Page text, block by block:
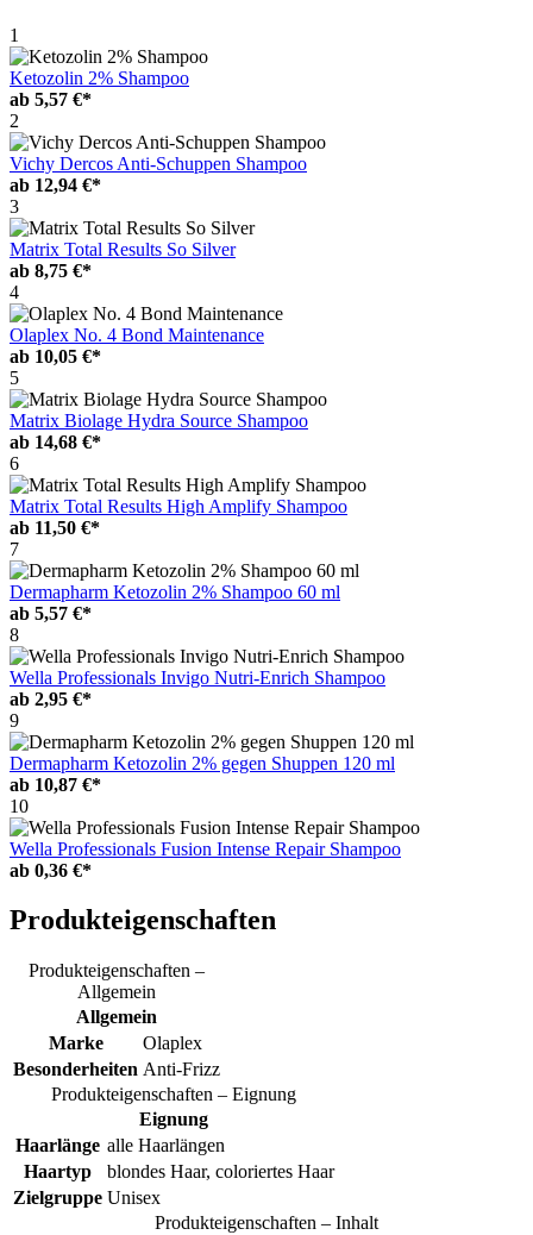
1
Ketozolin 2% Shampoo
ab 5,57 €*
2
Vichy Dercos Anti-Schuppen Shampoo
ab 12,94 €*
3
Matrix Total Results So Silver
ab 8,75 €*
4
Olaplex No. 4 Bond Maintenance
ab 10,05 €*
5
Matrix Biolage Hydra Source Shampoo
ab 14,68 €*
6
Matrix Total Results High Amplify Shampoo
ab 11,50 €*
7
Dermapharm Ketozolin 2% Shampoo 60 ml
ab 5,57 €*
8
Wella Professionals Invigo Nutri-Enrich Shampoo
ab 2,95 €*
9
Dermapharm Ketozolin 2% gegen Shuppen 120 ml
ab 10,87 €*
10
Wella Professionals Fusion Intense Repair Shampoo
ab 0,36 €*
Produkteigenschaften
Produkteigenschaften –
Allgemein
Allgemein
Marke
Olaplex
Besonderheiten Anti-Frizz
Produkteigenschaften – Eignung
Eignung
Haarlänge alle Haarlängen
Haartyp
blondes Haar, coloriertes Haar
Zielgruppe Unisex
Produkteigenschaften – Inhalt